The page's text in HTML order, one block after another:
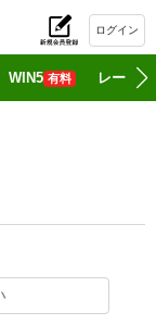
ログイン
WIN5 有料 レース